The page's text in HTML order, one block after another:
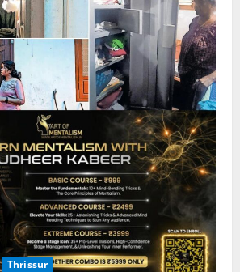
Thrissur